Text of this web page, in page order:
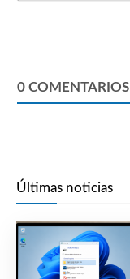
0 COMENTARIOS
Últimas noticias